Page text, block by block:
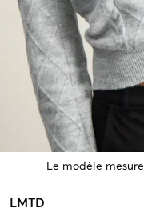
Le modèle mesure
LMTD